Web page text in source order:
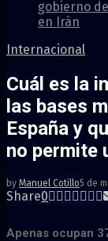
gobierno
en Irán
Internacional
Cuál es la
las bases
España y
no permite
by Manuel Cotillo5 de
Share0
Apenas ocupan